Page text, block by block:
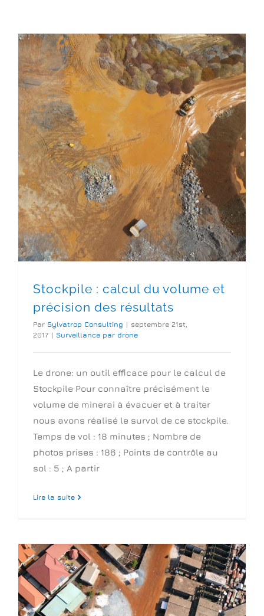
Stockpile : calcul du volume et précision des
résultats
Stockpile : calcul du volume et
précision des résultats
Par Sylvatrop Consulting | septembre 21st,
2017 | Surveillance par drone
Le drone: un outil efficace pour le calcul de
Stockpile Pour connaître précisément le
volume de minerai à évacuer et à traiter
nous avons réalisé le survol de ce stockpile.
Temps de vol : 18 minutes ; Nombre de
photos prises : 186 ; Points de contrôle au
sol : 5 ; A partir
Lire la suite